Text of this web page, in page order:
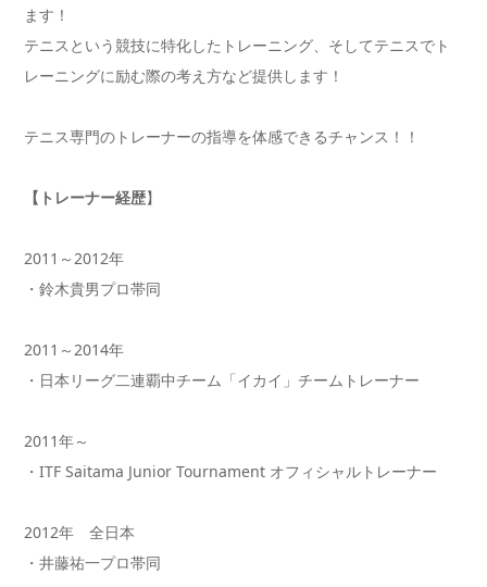
ます！
テニスという競技に特化したトレーニング、そしてテニスでト
レーニングに励む際の考え方など提供します！
テニス専門のトレーナーの指導を体感できるチャンス！！
【トレーナー経歴】
2011～2012年
・鈴木貴男プロ帯同
2011～2014年
・日本リーグ二連覇中チーム「イカイ」チームトレーナー
2011年～
・ITF Saitama Junior Tournament オフィシャルトレーナー
2012年 全日本
・井藤祐一プロ帯同